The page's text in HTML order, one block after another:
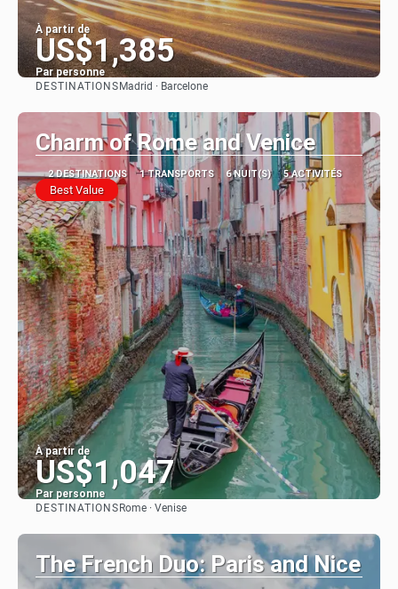
À partir de
US$1,385
Par personne
DESTINATIONS Madrid · Barcelone
Charm of Rome and Venice
2 DESTINATIONS 1 TRANSPORTS 6 NUIT(S) 5 ACTIVITÉS
Best Value
À partir de
US$1,047
Par personne
DESTINATIONS Rome · Venise
The French Duo: Paris and Nice